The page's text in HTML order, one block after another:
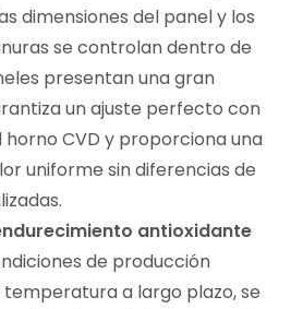
dimensiones del panel y los
se controlan dentro de
presentan una gran
un ajuste perfecto con
CVD y proporciona una
uniforme sin diferencias de
antioxidante
de producción
a largo plazo, se